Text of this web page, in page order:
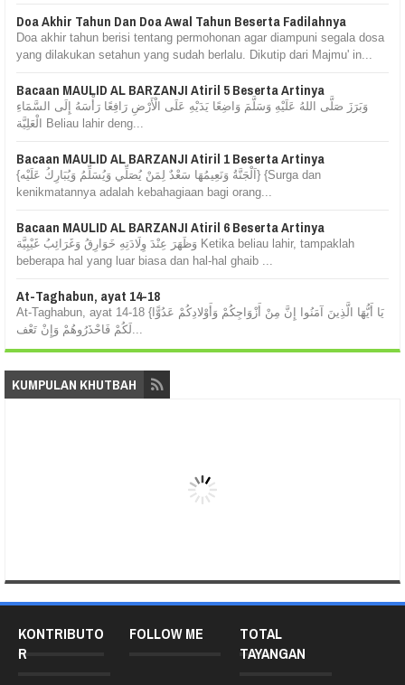
Doa Akhir Tahun Dan Doa Awal Tahun Beserta Fadilahnya
Doa akhir tahun berisi tentang permohonan agar diampuni segala dosa
yang dilakukan setahun yang sudah berlalu. Dikutip dari Majmu' in...
Bacaan MAULID AL BARZANJI Atiril 5 Beserta Artinya
وَبَرَزَ صَلَّى اللهُ عَلَيْهِ وَسَلَّمَ وَاضِعًا يَدَيْهِ عَلَى الْأَرْضِ رَافِعًا رَأْسَهُ إِلَى السَّمَاءِ
الْعَلِيَّة Beliau lahir deng...
Bacaan MAULID AL BARZANJI Atiril 1 Beserta Artinya
{اَلْجَنَّةُ وَنَعِيمُهَا سَعْدٌ لِمَنْ يُصَلِّي وَيُسَلِّمُ وَيُبَارِكُ عَلَيْه} {Surga dan
kenikmatannya adalah kebahagiaan bagi orang...
Bacaan MAULID AL BARZANJI Atiril 6 Beserta Artinya
وَظَهَرَ عِنْدَ وِلَادَتِهِ خَوَارِقُ وَغَرَائِبُ غَيْبِيَّة Ketika beliau lahir, tampaklah
beberapa hal yang luar biasa dan hal-hal ghaib ...
At-Taghabun, ayat 14-18
At-Taghabun, ayat 14-18 {يَا أَيُّهَا الَّذِينَ آمَنُوا إِنَّ مِنْ أَزْوَاجِكُمْ وَأَوْلادِكُمْ عَدُوًّا
KUMPULAN KHUTBAH
KONTRIBUTO
R
FOLLOW ME
TOTAL
TAYANGAN